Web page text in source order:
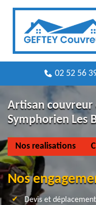
02 52 56
Artisan
Symphorien Les
Nos realisations
Nos
Devis et